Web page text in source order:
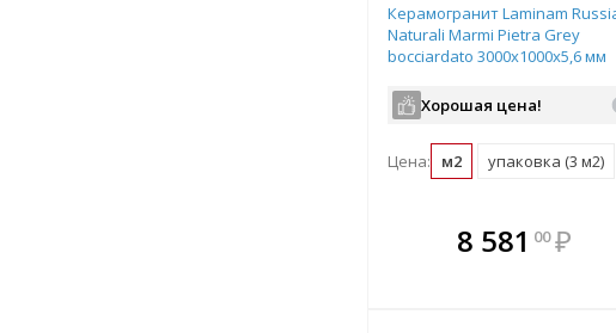
Керамогранит Laminam
Naturali Marmi Pietra Grey
bocciardato 3000х1000х5,6 мм
Хорошая цена!
Цена: м2 упаковка (3 м2)
8 581 00 ₽
В комплекте
всегда